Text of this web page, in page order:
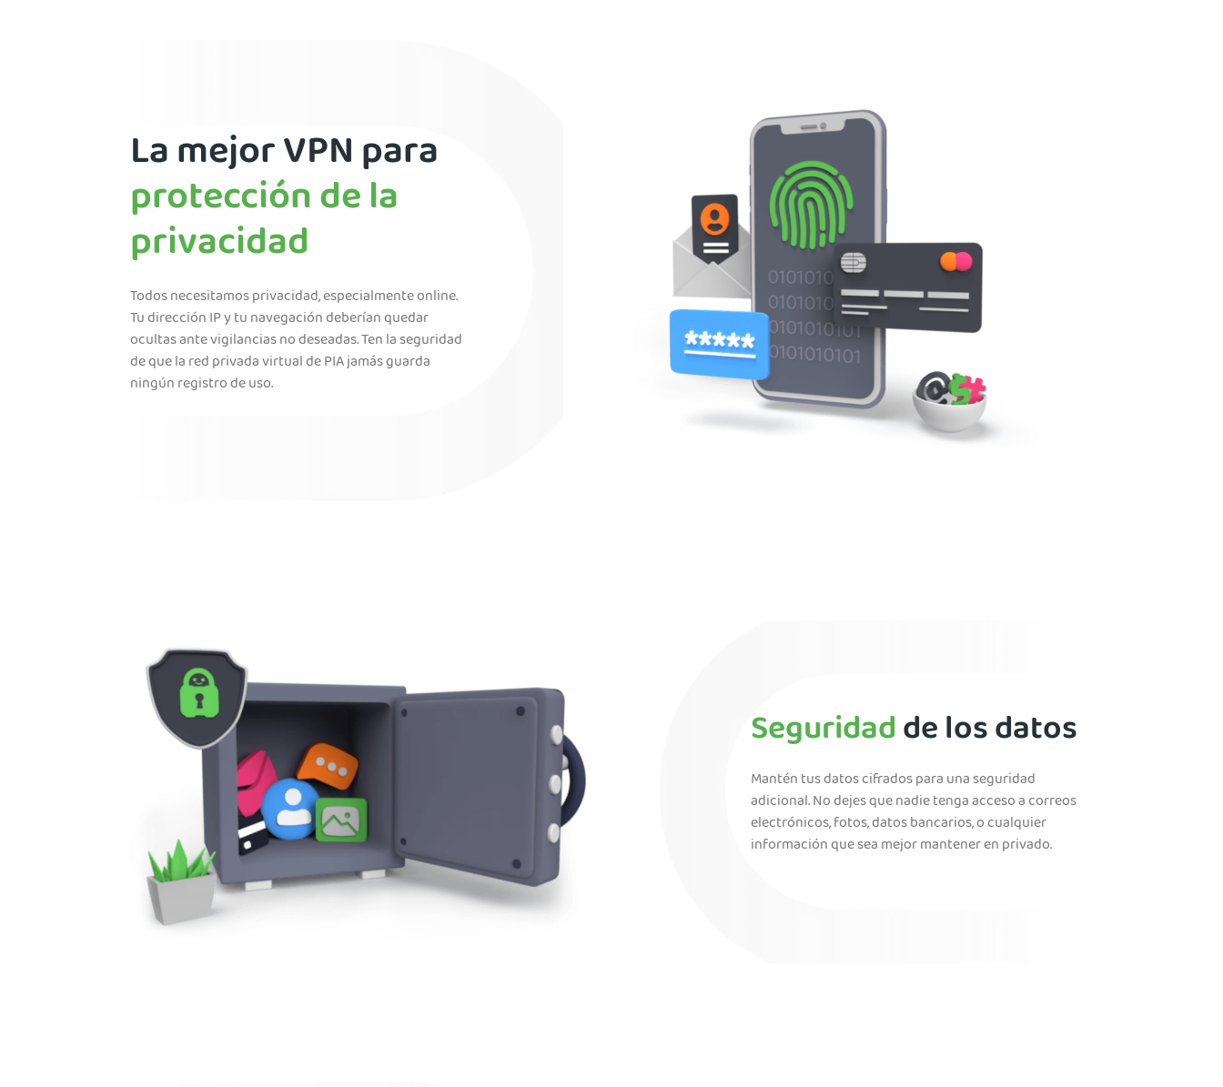
La mejor VPN para
protección de la
privacidad
Todos necesitamos privacidad, especialmente online.
Tu dirección IP y tu navegación deberían quedar
ocultas ante vigilancias no deseadas. Ten la seguridad
de que la red privada virtual de PIA jamás guarda
ningún registro de uso.
Seguridadde los datos
Mantén tus datos cifrados para una seguridad
adicional. No dejes que nadie tenga acceso a correos
electrónicos, fotos, datos bancarios, o cualquier
información que sea mejor mantener en privado.